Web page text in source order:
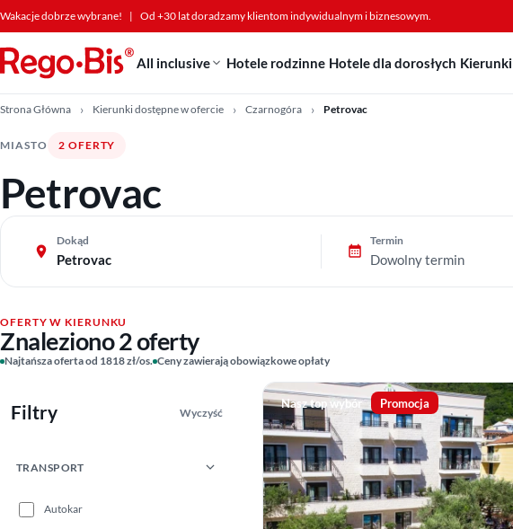
Przejdź do treści
Wakacje dobrze wybrane! | Od +30 lat doradzamy klientom indywidualnym i biznesowym.
All inclusive Hotele rodzinne Hotele dla dorosłych Kierunki
Strona Główna Kierunki dostępne w ofercie Czarnogóra Petrovac
MIASTO 2 OFERTY
Petrovac
Dokąd
Petrovac
Termin
Dowolny termin
OFERTY W KIERUNKU
Znaleziono 2 oferty
Najtańsza oferta od 1818 zł/os. Ceny zawierają obowiązkowe opłaty
Filtry Wyczyść
TRANSPORT
Autokar
Nasz top wybór Promocja